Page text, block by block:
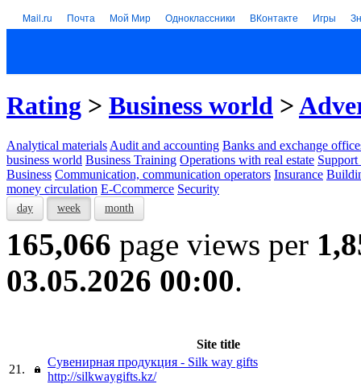
Mail.ru Почта Мой Мир Одноклассники ВКонтакте Игры
Rating > Business world >
Analytical materials Audit and accounting Banks and exchange
business world Business Training Operations with real estate Support
Business Communication, communication operators Insurance
money circulation E-Ccommerce Security
day week month
165,066 page views per
03.05.2026 00:00.
Site title
21.
Сувенирная продукция - Silk way gifts
http://silkwaygifts.kz/